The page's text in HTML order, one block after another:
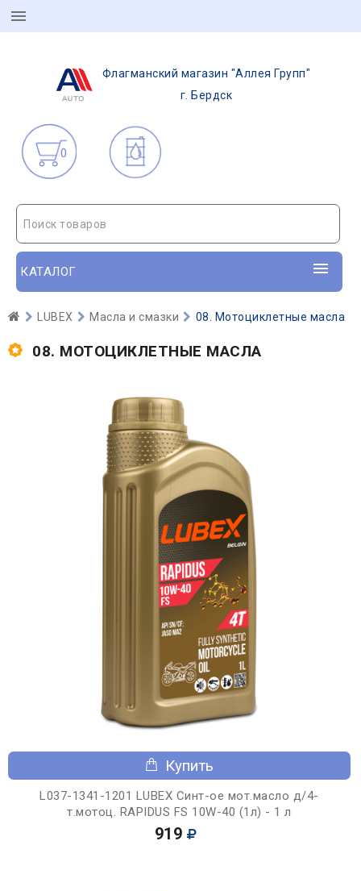
Флагманский магазин "Аллея Групп"
г. Бердск
0
Поиск товаров
КАТАЛОГ
LUBEX Масла и смазки 08. Мотоциклетные масла
08. МОТОЦИКЛЕТНЫЕ МАСЛА
Купить
L037-1341-1201 LUBEX Синт-ое мот.масло д/4-
т.мотоц. RAPIDUS FS 10W-40 (1л) - 1 л
919